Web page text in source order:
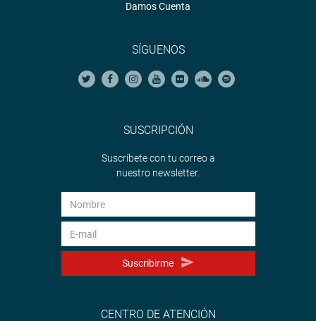
Damos Cuenta
SÍGUENOS
SUSCRIPCIÓN
Suscríbete con tu correo a
nuestro newsletter.
Suscribirme
CENTRO DE ATENCIÓN